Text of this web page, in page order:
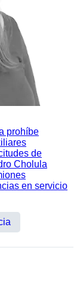
prohíbe
de
Cholula
en servicio